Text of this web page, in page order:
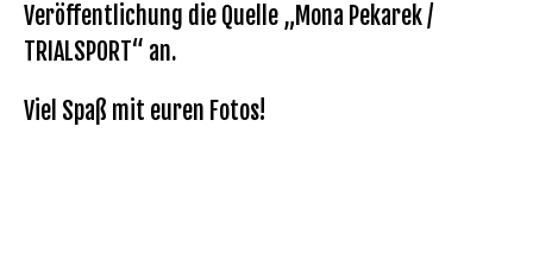
Veröffentlichung die Quelle „Mona Pekarek /
TRIALSPORT“ an.
Viel Spaß mit euren Fotos!